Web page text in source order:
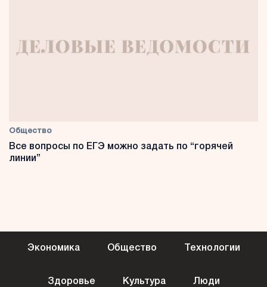
Общество
Все вопросы по ЕГЭ можно задать по “горячей
линии”
Экономика Общество Технологии
Здоровье Культура Люди